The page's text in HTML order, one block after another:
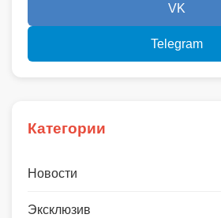
VK
Telegram
Категории
Новости
Эксклюзив